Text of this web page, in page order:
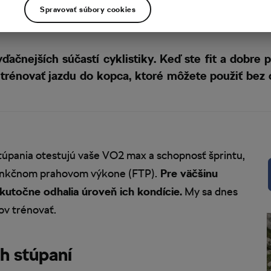
súčastí cyklistiky. Keď ste fit a dobre
jazdu do kopca, ktoré môžete použiť
otestujú vaše VO2 max a schopnosť šprintu,
prahovom výkone (FTP). Pre väčšinu
odhalia úroveň ich kondície. My sa dnes
trénovať.
stúpaní
Spravovať súbory cookies